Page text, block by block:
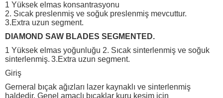
1 Yüksek elmas konsantrasyonu
2. Sıcak preslenmiş ve soğuk preslenmiş mevcuttur.
3.Extra uzun segment.
DIAMOND SAW BLADES SEGMENTED.
1 Yüksek elmas yoğunluğu 2. Sıcak sinterlenmiş ve soğuk
sinterlenmiş. 3.Extra uzun segment.
Giriş
Gerneral bıçak ağızları lazer kaynaklı ve sinterlenmiş
haldedir. Genel amaçlı bıçaklar kuru kesim için